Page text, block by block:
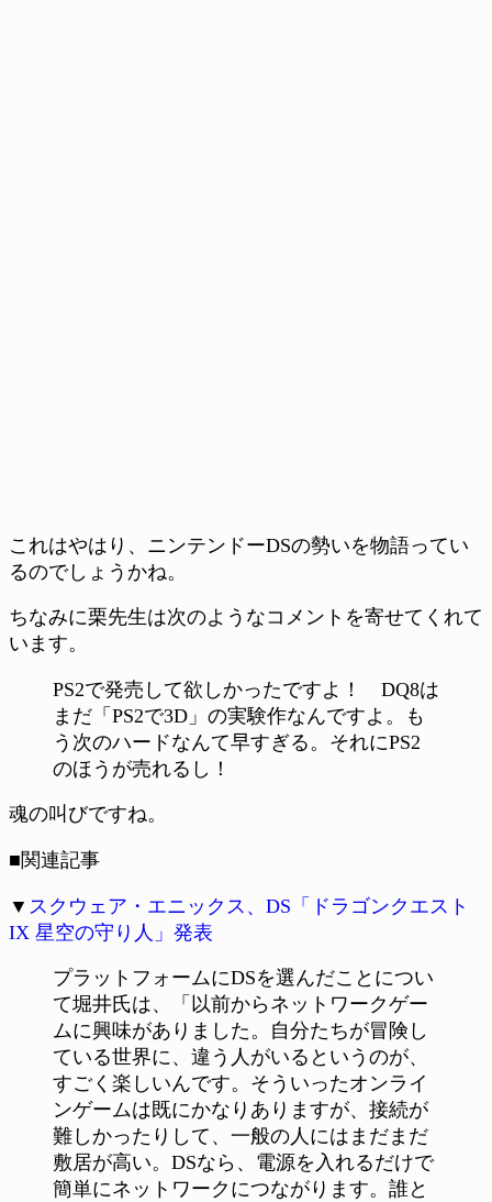
これはやはり、ニンテンドーDSの勢いを物語ってい
るのでしょうかね。
ちなみに栗先生は次のようなコメントを寄せてくれて
います。
PS2で発売して欲しかったですよ！ DQ8は
まだ「PS2で3D」の実験作なんですよ。も
う次のハードなんて早すぎる。それにPS2
のほうが売れるし！
魂の叫びですね。
■関連記事
▼ スクウェア・エニックス、DS「ドラゴンクエスト
IX 星空の守り人」発表
プラットフォームにDSを選んだことについ
て堀井氏は、「以前からネットワークゲー
ムに興味がありました。自分たちが冒険し
ている世界に、違う人がいるというのが、
すごく楽しいんです。そういったオンライ
ンゲームは既にかなりありますが、接続が
難しかったりして、一般の人にはまだまだ
敷居が高い。DSなら、電源を入れるだけで
簡単にネットワークにつながります。誰と